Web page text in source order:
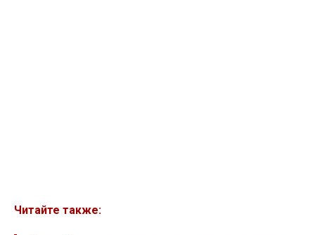
Читайте также: